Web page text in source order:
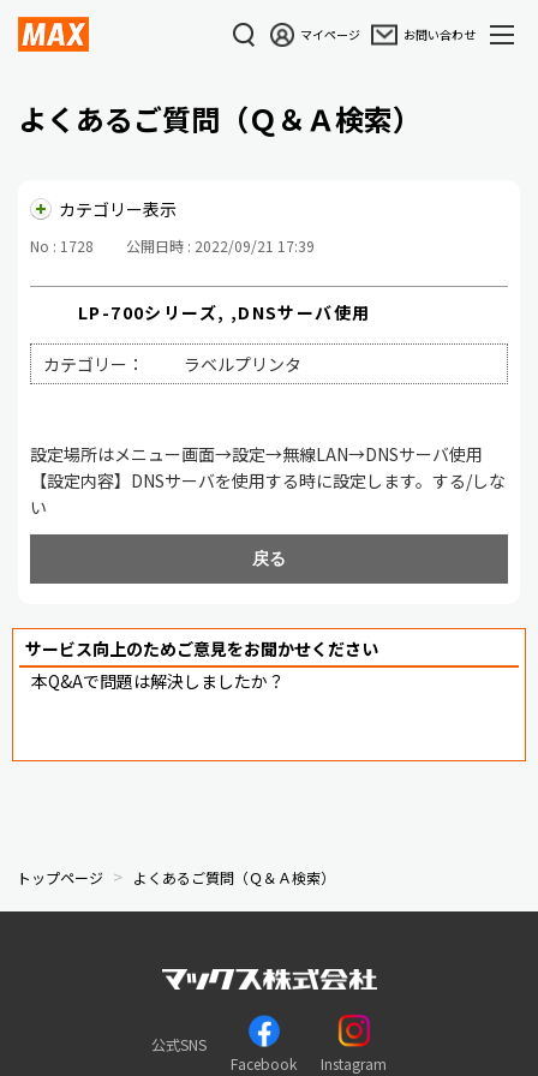
マイページ お問い合わせ
よくあるご質問（Ｑ＆Ａ検索）
カテゴリー表示
No : 1728 公開日時 : 2022/09/21 17:39
LP-700シリーズ, ,DNSサーバ使用
カテゴリー： ラベルプリンタ
設定場所はメニュー画面→設定→無線LAN→DNSサーバ使用
【設定内容】DNSサーバを使用する時に設定します。する/しな
い
戻る
サービス向上のためご意見をお聞かせください
本Q&Aで問題は解決しましたか？
トップページ よくあるご質問（Ｑ＆Ａ検索）
公式SNS
Facebook
Instagram